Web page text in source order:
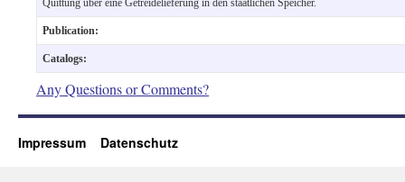
Publication:
Catalogs:
Any Questions or Comments?
Impressum Datenschutz